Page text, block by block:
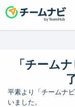
「チーム
平素より「チームナ
いました。